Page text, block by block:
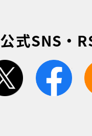
公式SNS・
twitter